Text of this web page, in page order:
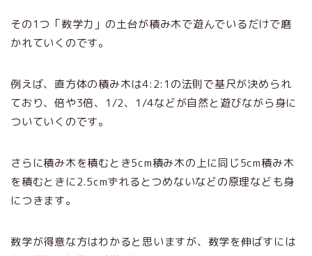
その1つ「数学力」の土台が積み木で遊んでいるだけで磨
かれていくのです。
例えば、直方体の積み木は4:2:1の法則で基尺が決められ
ており、倍や3倍、1/2、1/4などが自然と遊びながら身に
ついていくのです。
さらに積み木を積むとき5cm積み木の上に同じ5cm積み木
を積むときに2.5cmずれるとつめないなどの原理なども身
につきます。
数学が得意な方はわかると思いますが、数学を伸ばすには